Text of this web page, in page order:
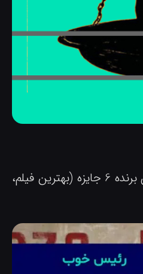
این فیلم با 20 نامزدی، در سی و ششمین جوایز گویا رکورد نامزدی فیلم را شکسته و همچنین برنده 6 جایزه (بهترین فیلم،